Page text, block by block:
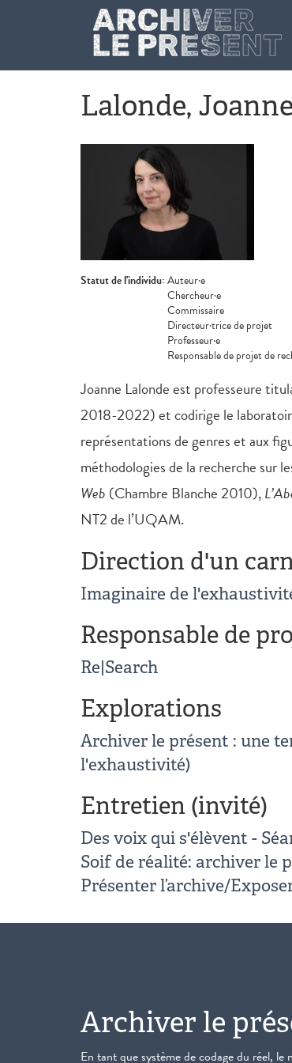
Aller au contenu principal
Lalonde, Joanne
Statut de l'individu:Auteur·e
Chercheur·e
Commissaire
Directeur·trice de projet
Professeur·e
Responsable de projet de
Joanne Lalonde est professeure
2018-2022) et codirige le
représentations de genres et aux
méthodologies de la recherche sur
Web (Chambre Blanche 2010),
NT2 de l’UQAM.
Direction d'un
Imaginaire de l'exhaustivité
Responsable de
Re|Search
Explorations
Archiver le présent : une
l'exhaustivité)
Entretien (invité)
Des voix qui s'élèvent -
Soif de réalité: archiver le
Présenter l’archive/
Archiver le
En tant que système de codage du réel, le